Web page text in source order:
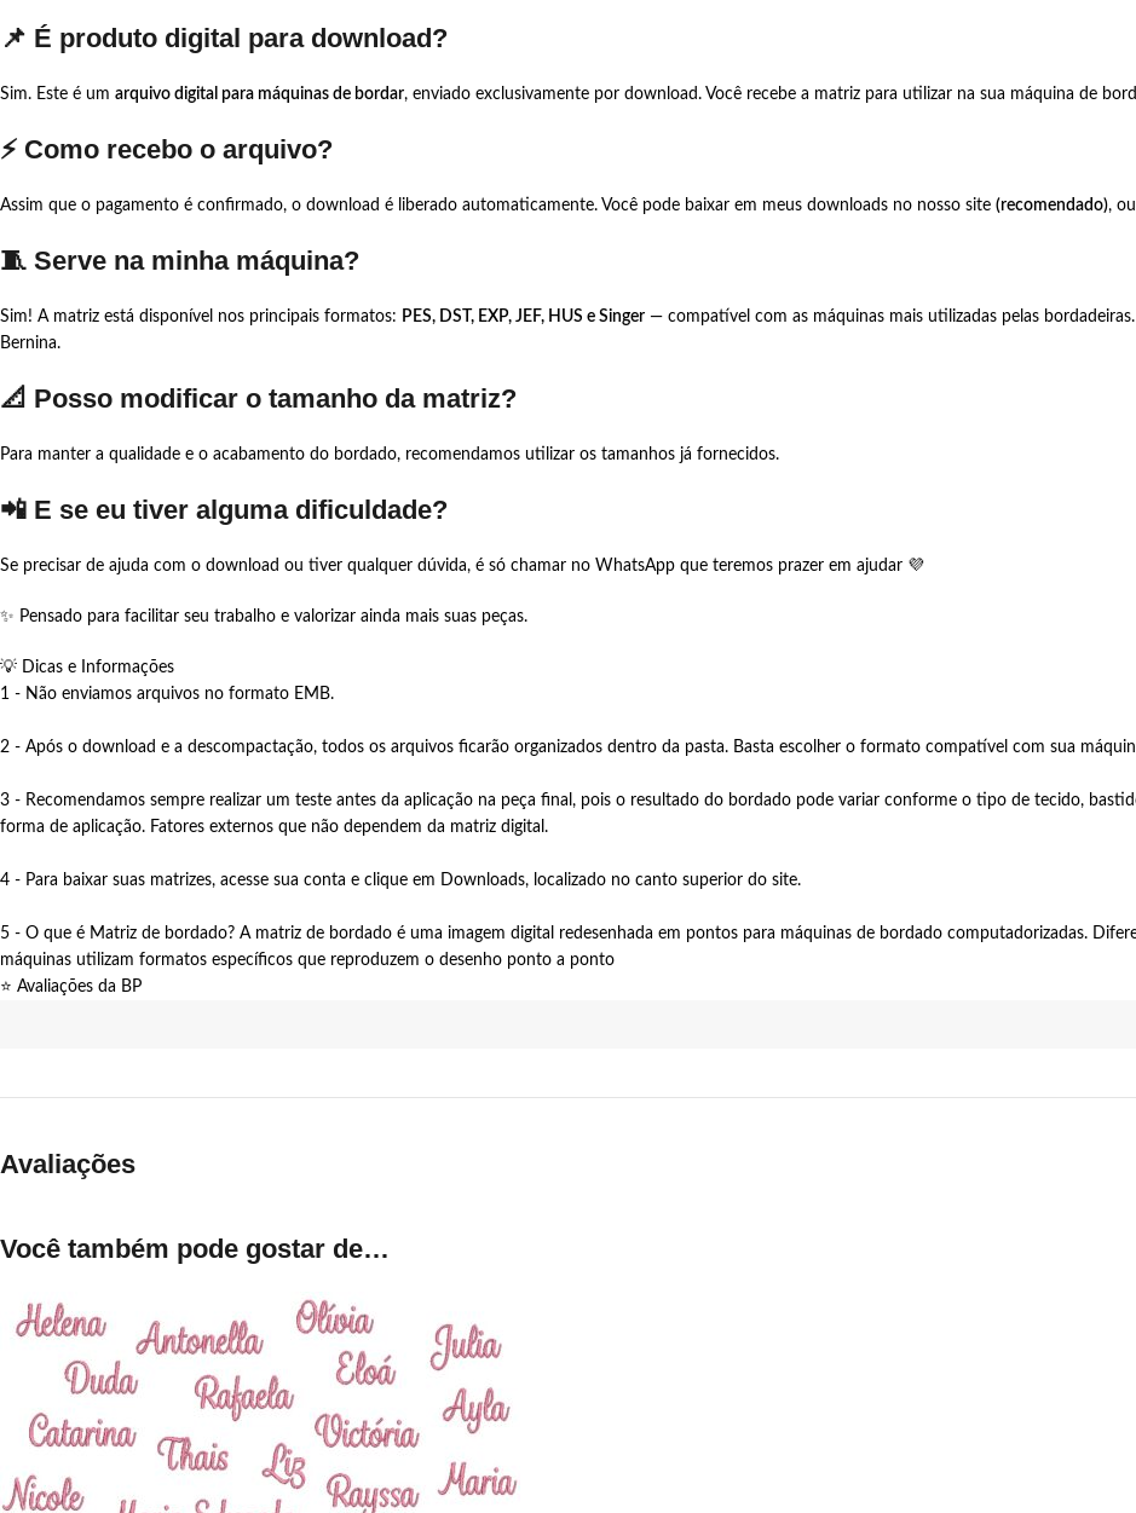
📌 É produto digital para download?
Sim. Este é um arquivo digital para máquinas de bordar, enviado exclusivamente por download. Você recebe a matriz para utilizar na sua máquina de
⚡ Como recebo o arquivo?
Assim que o pagamento é confirmado, o download é liberado automaticamente. Você pode baixar em meus downloads no nosso site (recomendado),
🧵 Serve na minha máquina?
Sim! A matriz está disponível nos principais formatos: PES, DST, EXP, JEF, HUS e Singer — compatível com as máquinas mais utilizadas pelas
Bernina.
📐 Posso modificar o tamanho da matriz?
Para manter a qualidade e o acabamento do bordado, recomendamos utilizar os tamanhos já fornecidos.
📲 E se eu tiver alguma dificuldade?
Se precisar de ajuda com o download ou tiver qualquer dúvida, é só chamar no WhatsApp que teremos prazer em ajudar 💜
✨ Pensado para facilitar seu trabalho e valorizar ainda mais suas peças.
💡 Dicas e Informações
1 - Não enviamos arquivos no formato EMB.
2 - Após o download e a descompactação, todos os arquivos ficarão organizados dentro da pasta. Basta escolher o formato compatível com sua
3 - Recomendamos sempre realizar um teste antes da aplicação na peça final, pois o resultado do bordado pode variar conforme o tipo de tecido,
forma de aplicação. Fatores externos que não dependem da matriz digital.
4 - Para baixar suas matrizes, acesse sua conta e clique em Downloads, localizado no canto superior do site.
5 - O que é Matriz de bordado? A matriz de bordado é uma imagem digital redesenhada em pontos para máquinas de bordado computadorizadas.
máquinas utilizam formatos específicos que reproduzem o desenho ponto a ponto
⭐ Avaliações da BP
Avaliações
Você também pode gostar de…